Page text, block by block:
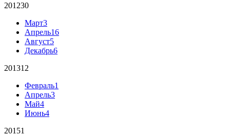
201230
Март3
Апрель16
Август5
Декабрь6
201312
Февраль1
Апрель3
Май4
Июнь4
20151